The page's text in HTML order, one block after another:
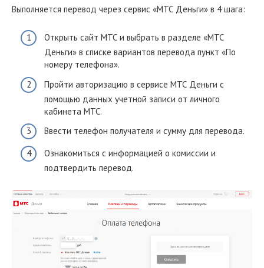
Выполняется перевод через сервис «МТС Деньги» в 4 шага:
Открыть сайт МТС и выбрать в разделе «МТС
Деньги» в списке вариантов перевода пункт «По
номеру телефона».
Пройти авторизацию в сервисе МТС Деньги с
помощью данных учетной записи от личного
кабинета МТС.
Ввести телефон получателя и сумму для перевода.
Ознакомиться с информацией о комиссии и
подтвердить перевод.